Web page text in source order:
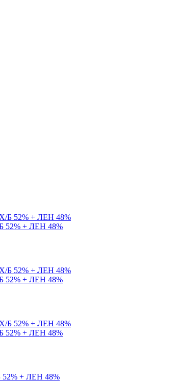
52% + ЛЕН 48%
52% + ЛЕН 48%
52% + ЛЕН 48%